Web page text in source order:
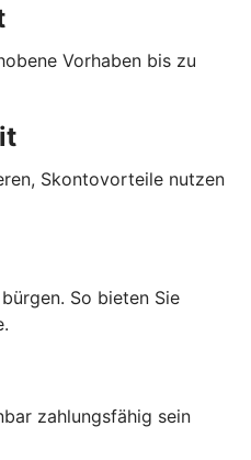
Vorhaben bis zu
Skontovorteile nutzen
So bieten Sie
zahlungsfähig sein